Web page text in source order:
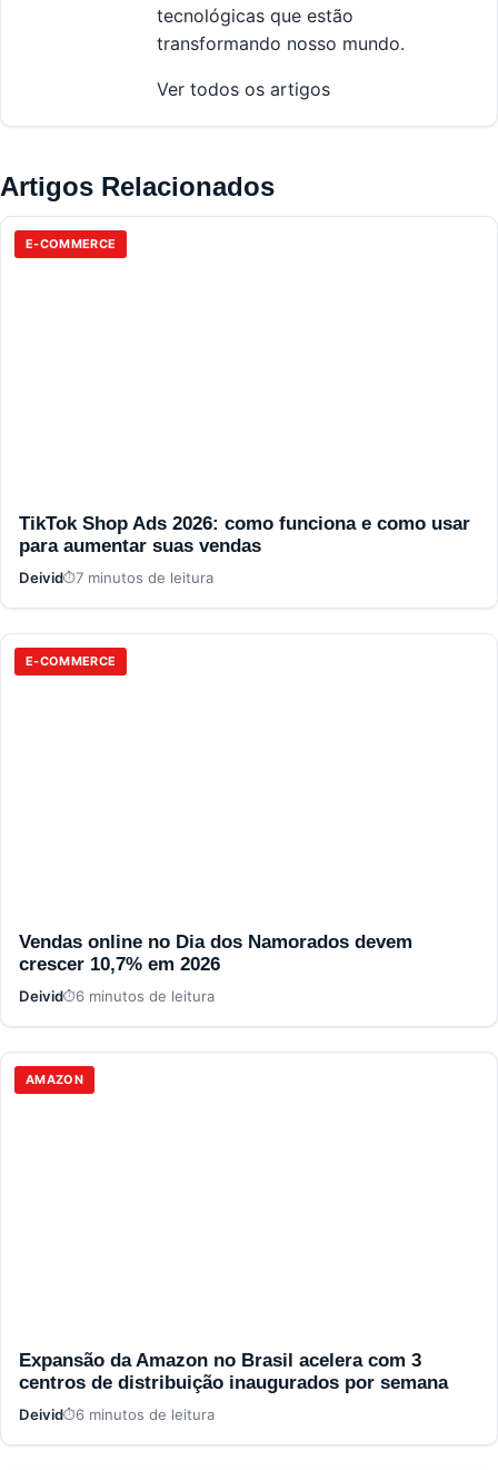
tecnológicas que estão
transformando nosso mundo.
Ver todos os artigos
Artigos Relacionados
E-COMMERCE
TikTok Shop Ads 2026: como funciona e como usar
para aumentar suas vendas
Deivid 7 minutos de leitura
E-COMMERCE
Vendas online no Dia dos Namorados devem
crescer 10,7% em 2026
Deivid 6 minutos de leitura
AMAZON
Expansão da Amazon no Brasil acelera com 3
centros de distribuição inaugurados por semana
Deivid 6 minutos de leitura